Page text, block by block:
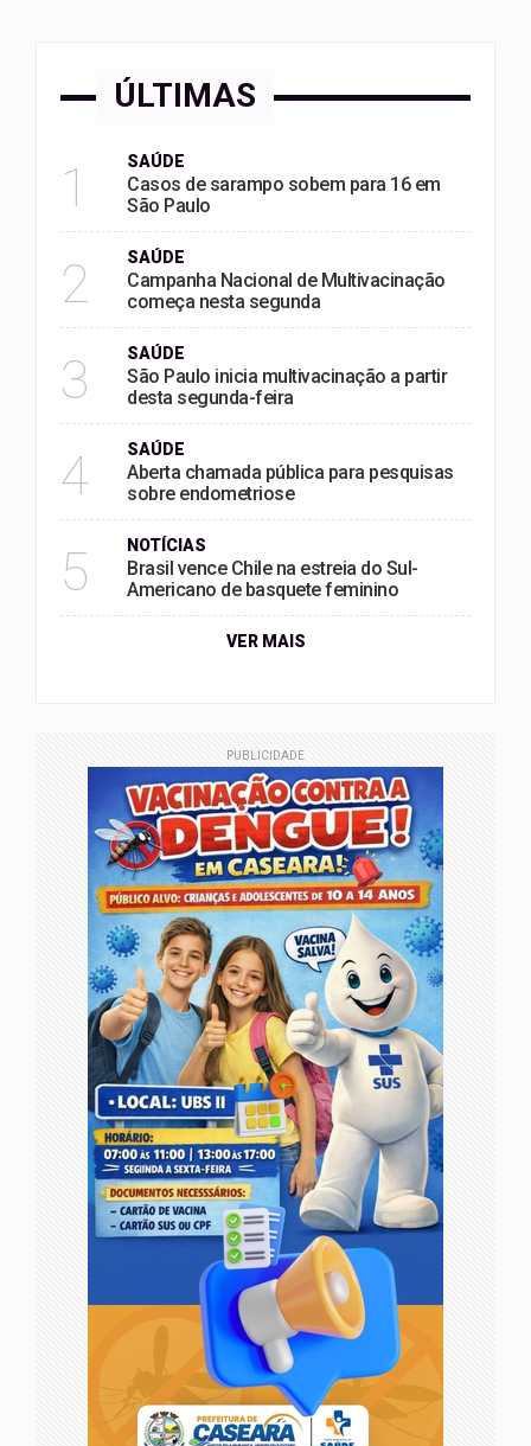
ÚLTIMAS
1 SAÚDE
Casos de sarampo sobem para 16 em
São Paulo
2 SAÚDE
Campanha Nacional de Multivacinação
começa nesta segunda
3 SAÚDE
São Paulo inicia multivacinação a partir
desta segunda-feira
4 SAÚDE
Aberta chamada pública para pesquisas
sobre endometriose
5 NOTÍCIAS
Brasil vence Chile na estreia do Sul-
Americano de basquete feminino
VER MAIS
PUBLICIDADE